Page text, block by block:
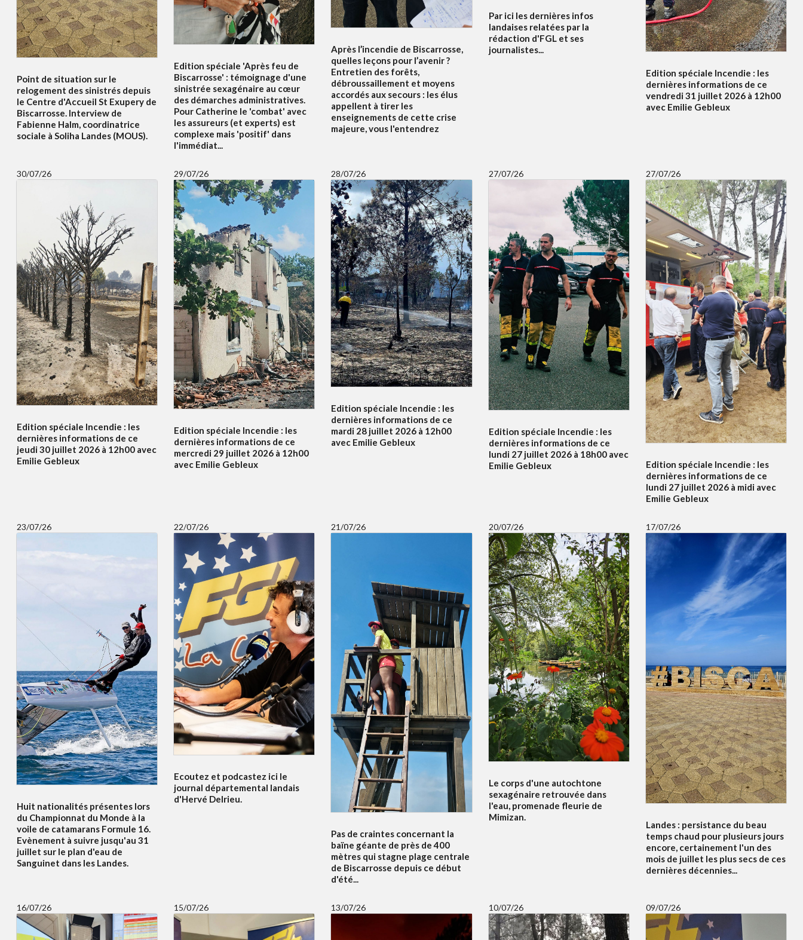
Point de situation sur le
relogement des sinistrés depuis
le Centre d'Accueil St Exupery de
Biscarrosse. Interview de
Fabienne Halm, coordinatrice
sociale à Soliha Landes (MOUS).
Edition spéciale 'Après feu de
Biscarrosse' : témoignage d'une
sinistrée sexagénaire au cœur
des démarches administratives.
Pour Catherine le 'combat' avec
les assureurs (et experts) est
complexe mais 'positif' dans
l'immédiat...
Après l’incendie de Biscarrosse,
quelles leçons pour l’avenir ?
Entretien des forêts,
débroussaillement et moyens
accordés aux secours : les élus
appellent à tirer les
enseignements de cette crise
majeure, vous l'entendrez
Par ici les dernières infos
landaises relatées par la
rédaction d'FGL et ses
journalistes...
Edition spéciale Incendie : les
dernières informations de ce
vendredi 31 juillet 2026 à 12h00
avec Emilie Gebleux
30/07/26
Edition spéciale Incendie : les
dernières informations de ce
jeudi 30 juillet 2026 à 12h00 avec
Emilie Gebleux
29/07/26
Edition spéciale Incendie : les
dernières informations de ce
mercredi 29 juillet 2026 à 12h00
avec Emilie Gebleux
28/07/26
Edition spéciale Incendie : les
dernières informations de ce
mardi 28 juillet 2026 à 12h00
avec Emilie Gebleux
27/07/26
Edition spéciale Incendie : les
dernières informations de ce
lundi 27 juillet 2026 à 18h00 avec
Emilie Gebleux
27/07/26
Edition spéciale Incendie : les
dernières informations de ce
lundi 27 juillet 2026 à midi avec
Emilie Gebleux
23/07/26
Huit nationalités présentes lors
du Championnat du Monde à la
voile de catamarans Formule 16.
Evènement à suivre jusqu'au 31
juillet sur le plan d'eau de
Sanguinet dans les Landes.
22/07/26
Ecoutez et podcastez ici le
journal départemental landais
d'Hervé Delrieu.
21/07/26
Pas de craintes concernant la
baïne géante de près de 400
mètres qui stagne plage centrale
de Biscarrosse depuis ce début
d'été...
20/07/26
Le corps d'une autochtone
sexagénaire retrouvée dans
l'eau, promenade fleurie de
Mimizan.
17/07/26
Landes : persistance du beau
temps chaud pour plusieurs jours
encore, certainement l'un des
mois de juillet les plus secs de ces
dernières décennies...
16/07/26 15/07/26 13/07/26 10/07/26 09/07/26